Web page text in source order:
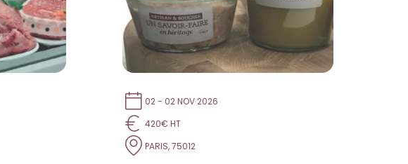
02 - 02 NOV 2026
420€ HT
PARIS, 75012